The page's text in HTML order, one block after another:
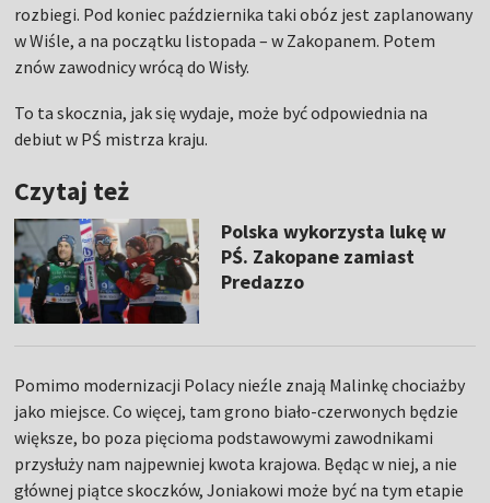
rozbiegi. Pod koniec października taki obóz jest zaplanowany
w Wiśle, a na początku listopada – w Zakopanem. Potem
znów zawodnicy wrócą do Wisły.
To ta skocznia, jak się wydaje, może być odpowiednia na
debiut w PŚ mistrza kraju.
Czytaj też
Polska wykorzysta lukę w
PŚ. Zakopane zamiast
Predazzo
Pomimo modernizacji Polacy nieźle znają Malinkę chociażby
jako miejsce. Co więcej, tam grono biało-czerwonych będzie
większe, bo poza pięcioma podstawowymi zawodnikami
przysłuży nam najpewniej kwota krajowa. Będąc w niej, a nie
głównej piątce skoczków, Joniakowi może być na tym etapie